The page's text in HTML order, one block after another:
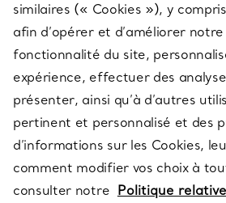
À PROPOS
QUESTIONS LÉGALES
SUIVEZ-NOUS
similaires (« Cookies »), y
afin d’opérer et d’améliorer
fonctionnalité du site,
expérience, effectuer des
présenter, ainsi qu’à d’autres
pertinent et personnalisé et des
d’informations sur les Cookies,
comment modifier vos choix à
consulter notre Politique